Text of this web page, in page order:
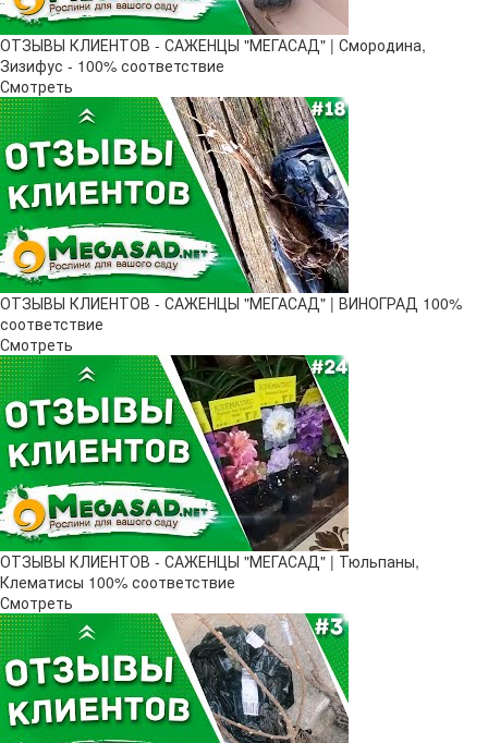
ОТЗЫВЫ КЛИЕНТОВ - САЖЕНЦЫ "МЕГАСАД" | Смородина,
Зизифус - 100% соответствие
Смотреть
ОТЗЫВЫ КЛИЕНТОВ - САЖЕНЦЫ "МЕГАСАД" | ВИНОГРАД 100%
соответствие
Смотреть
ОТЗЫВЫ КЛИЕНТОВ - САЖЕНЦЫ "МЕГАСАД" | Тюльпаны,
Клематисы 100% соответствие
Смотреть